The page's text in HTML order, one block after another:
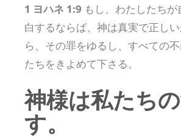
1 ヨハネ 1:9 もし、わたしたち
白するならば、神は真実で正し
ら、その罪をゆるし、すべての
たちをきよめて下さる。
神様は私たち
す。